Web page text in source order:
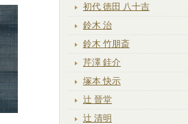
初代 徳田 八十吉
鈴木 治
鈴木 竹朋斎
芹澤 銈介
塚本 快示
辻 晉堂
辻 清明